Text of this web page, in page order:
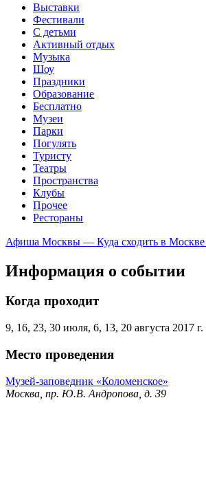
Выставки
Фестивали
С детьми
Активный отдых
Музыка
Шоу
Праздники
Образование
Бесплатно
Музеи
Парки
Погулять
Туристу
Театры
Пространства
Клубы
Прочее
Рестораны
Афиша Москвы — Куда сходить в Москве
Информация о событии
Когда проходит
9, 16, 23, 30 июля, 6, 13, 20 августа 2017
Место проведения
Музей-заповедник «Коломенское»
Москва, пр. Ю.В. Андропова, д. 39